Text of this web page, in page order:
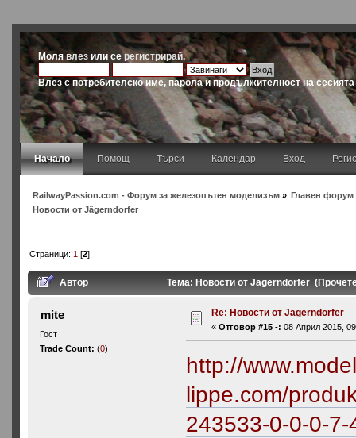
Молявлез или серегистрирай.
Влез с потребителско име, парола и продължителност на сесията
Начало Помощ Търси Календар Вход
RailwayPassion.com - Форум за железопътен моделизъм» Главен форум
Новости от Jägerndorfer
Страници: 1 [2]
Автор Тема: Новости от Jägerndorfer
mite
Гост
Trade Count:(0)
Re: Новости от Jägerndorfer
«Отговор #15 -: 08 Април 2015,
http://
lippe.com/
243533-0-0-0-